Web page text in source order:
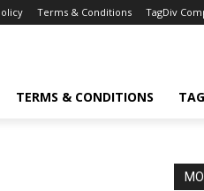
Terms & Conditions TagDiv
TERMS & CONDITIONS